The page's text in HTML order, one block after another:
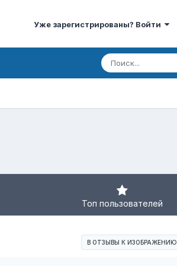
Уже зарегистрированы? Войти
Топ пользователей
В ОТЗЫВЫ К ИЗОБРАЖЕНИЮ